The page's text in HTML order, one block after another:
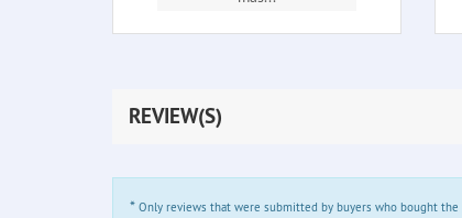
REVIEW(S)
* Only reviews that were submitted by buyers who bought